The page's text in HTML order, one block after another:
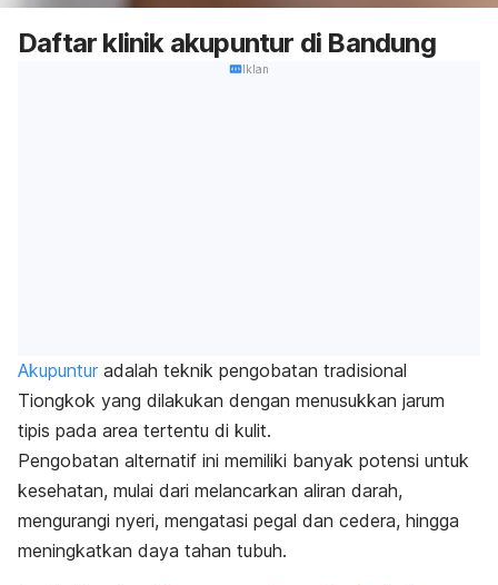
Daftar klinik akupuntur di Bandung
Iklan
Akupuntur adalah teknik pengobatan tradisional
Tiongkok yang dilakukan dengan menusukkan jarum
tipis pada area tertentu di kulit.
Pengobatan alternatif ini memiliki banyak potensi untuk
kesehatan, mulai dari melancarkan aliran darah,
mengurangi nyeri, mengatasi pegal dan cedera, hingga
meningkatkan daya tahan tubuh.